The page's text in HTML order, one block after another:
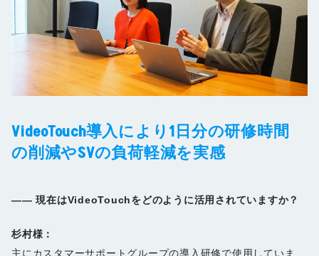
VideoTouch導入により1日分の研修時間
の削減やSVの負荷軽減を実感
―― 現在はVideoTouchをどのように活用されていますか？
杉村様：
主にカスタマーサポートグループの導入研修で使用していま